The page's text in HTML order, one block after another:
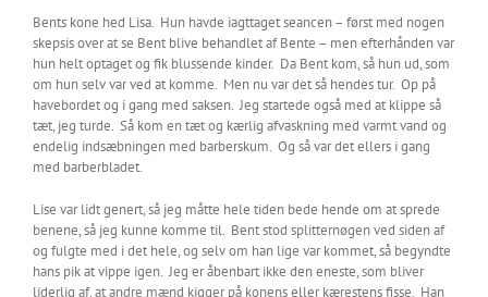
Bents kone hed Lisa. Hun havde iagttaget seancen – først med nogen
skepsis over at se Bent blive behandlet af Bente – men efterhånden var
hun helt optaget og fik blussende kinder. Da Bent kom, så hun ud, som
om hun selv var ved at komme. Men nu var det så hendes tur. Op på
havebordet og i gang med saksen. Jeg startede også med at klippe så
tæt, jeg turde. Så kom en tæt og kærlig afvaskning med varmt vand og
endelig indsæbningen med barberskum. Og så var det ellers i gang
med barberbladet.
Lise var lidt genert, så jeg måtte hele tiden bede hende om at sprede
benene, så jeg kunne komme til. Bent stod splitternøgen ved siden af
og fulgte med i det hele, og selv om han lige var kommet, så begyndte
hans pik at vippe igen. Jeg er åbenbart ikke den eneste, som bliver
liderlig af, at andre mænd kigger på konens eller kærestens fisse. Han